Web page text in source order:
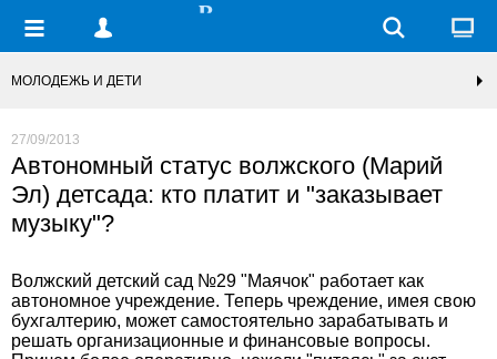
МОЛОДЕЖЬ И ДЕТИ
27/09/2013
Автономный статус волжского (Марий
Эл) детсада: кто платит и "заказывает
музыку"?
Волжский детский сад №29 "Маячок" работает как
автономное учреждение. Теперь чреждение, имея свою
бухгалтерию, может самостоятельно зарабатывать и
решать организационные и финансовые вопросы.